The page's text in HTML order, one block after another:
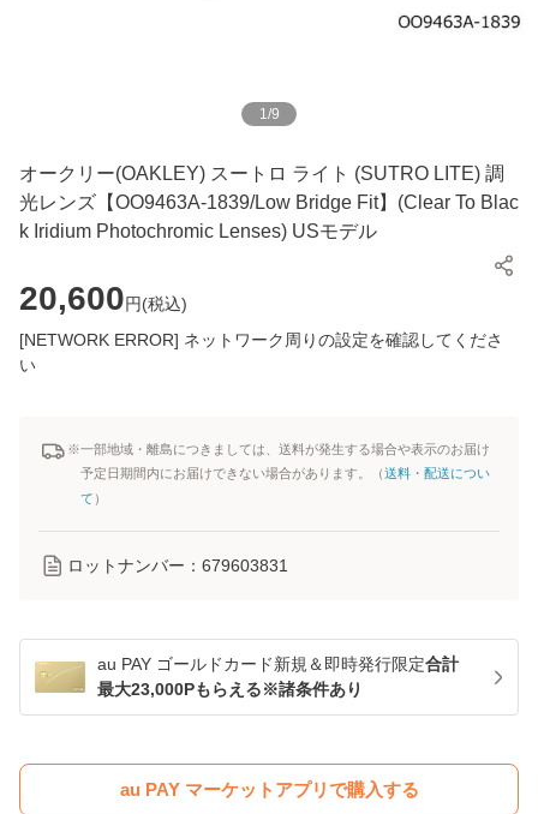
1/9
オークリー(OAKLEY) スートロ ライト (SUTRO LITE) 調
光レンズ【OO9463A-1839/Low Bridge Fit】(Clear To Blac
k Iridium Photochromic Lenses) USモデル
20,600円(税込)
[NETWORK ERROR] ネットワーク周りの設定を確認してくださ
い
※一部地域・離島につきましては、送料が発生する場合や表示のお届け
予定日期間内にお届けできない場合があります。（送料・配送につい
て ）
ロットナンバー： 679603831
au PAY ゴールドカード新規＆即時発行限定合計
最大23,000Pもらえる※諸条件あり
au PAY マーケットアプリで購入する